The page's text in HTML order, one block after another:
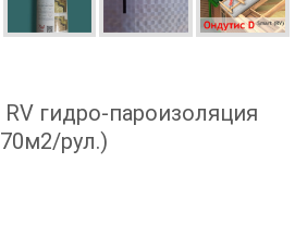
гидро-пароизоляция
рул.)